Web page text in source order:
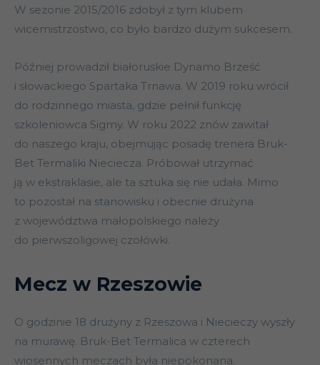
W sezonie 2015/2016 zdobył z tym klubem
wicemistrzostwo, co było bardzo dużym sukcesem.
Później prowadził białoruskie Dynamo Brześć
i słowackiego Spartaka Trnawa. W 2019 roku wrócił
do rodzinnego miasta, gdzie pełnił funkcję
szkoleniowca Sigmy. W roku 2022 znów zawitał
do naszego kraju, obejmując posadę trenera Bruk-
Bet Termaliki Nieciecza. Próbował utrzymać
ją w ekstraklasie, ale ta sztuka się nie udała. Mimo
to pozostał na stanowisku i obecnie drużyna
z województwa małopolskiego należy
do pierwszoligowej czołówki.
Mecz w Rzeszowie
O godzinie 18 drużyny z Rzeszowa i Niecieczy wyszły
na murawę. Bruk-Bet Termalica w czterech
wiosennych meczach była niepokonana.